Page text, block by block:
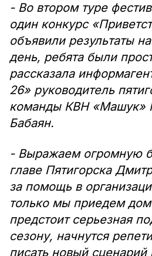
- Во втором туре
один конкурс
объявили результаты
день, ребята были
рассказала
26» руководитель
команды КВН «Машук»
Бабаян.
- Выражаем огромную
главе Пятигорска
за помощь в
только мы приедем
предстоит серьезная
сезону, начнутся
писать новый